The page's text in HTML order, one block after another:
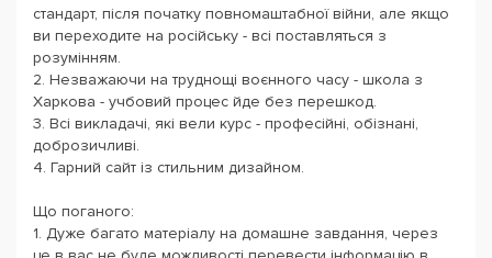
стандарт, після початку повномаштабної війни, але якщо
ви переходите на російську - всі поставляться з
розумінням.
2. Незважаючи на труднощі воєнного часу - школа з
Харкова - учбовий процес йде без перешкод.
3. Всі викладачі, які вели курс - професійні, обізнані,
доброзичливі.
4. Гарний сайт із стильним дизайном.
Що поганого:
1. Дуже багато матеріалу на домашне завдання, через